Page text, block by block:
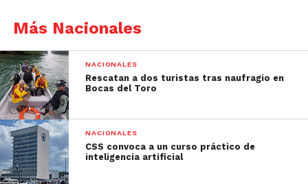
Más Nacionales
NACIONALES
Rescatan a dos turistas tras naufragio en
Bocas del Toro
NACIONALES
CSS convoca a un curso práctico de
inteligencia artificial